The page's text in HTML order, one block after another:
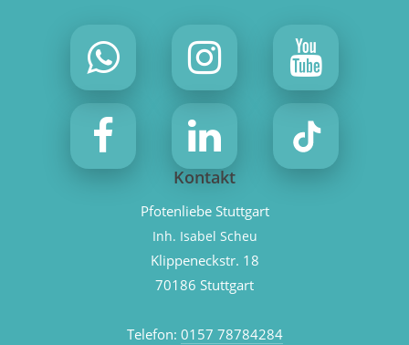
Kontakt
Pfotenliebe Stuttgart
Inh. Isabel Scheu
Klippeneckstr. 18
70186 Stuttgart
Telefon: 0157 78784284